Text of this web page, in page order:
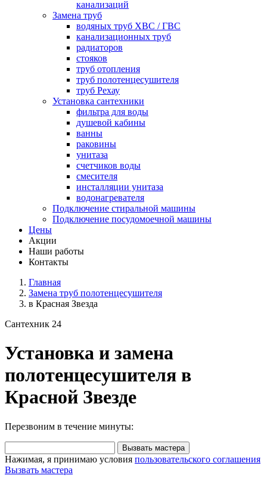
канализаций
Замена труб
водяных труб ХВС / ГВС
канализационных труб
радиаторов
стояков
труб отопления
труб полотенцесушителя
труб Рехау
Установка сантехники
фильтра для воды
душевой кабины
ванны
раковины
унитаза
счетчиков воды
смесителя
инсталляции унитаза
водонагревателя
Подключение стиральной машины
Подключение посудомоечной машины
Цены
Акции
Наши работы
Контакты
Главная
Замена труб полотенцесушителя
в Красная Звезда
Сантехник 24
Установка и замена
полотенцесушителя в
Красной Звезде
Перезвоним в течение минуты:
Вызвать мастера
Нажимая, я принимаю условия пользовательского соглашения
Вызвать мастера